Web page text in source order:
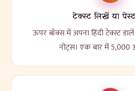
टेक्स्ट लिखें या
ऊपर बॉक्स में अपना हिंदी टेक्स्ट
नोट्स। एक बार में 5,000